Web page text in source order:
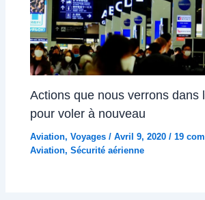
Actions que nous verrons dans
pour voler à nouveau
Aviation,Voyages /Avril 9, 2020/19
Aviation,Sécurité aérienne